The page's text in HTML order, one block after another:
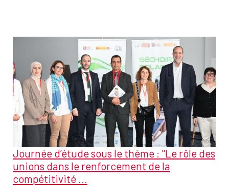
Journée d’étude sous le thème : "Le rôle des
unions dans le renforcement de la
compétitivité ...